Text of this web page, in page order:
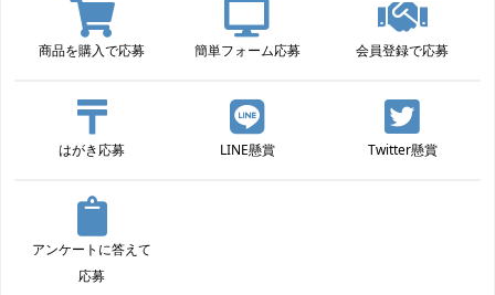
商品を購入で応募 簡単フォーム応募 会員登録で応募
はがき応募 LINE懸賞 Twitter懸賞
アンケートに答えて
応募